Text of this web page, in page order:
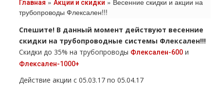
Главная » Акции и скидки » Весенние скидки и акции на
трубопроводы Флексален!!!
Спешите! В данный момент действуют весенние
скидки на тpубопроводные системы Флексален!!!
Скидки до 35% на тpубопроводы Флексален-600 и
Флексален-1000+
Действие акции с 05.03.17 по 05.04.17